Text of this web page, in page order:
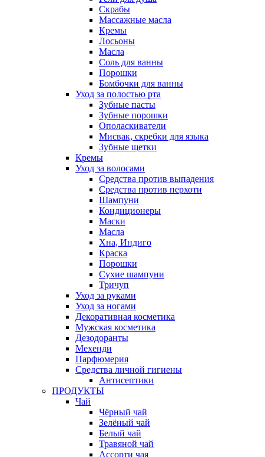
Скрабы
Массажные масла
Кремы
Лосьоны
Масла
Соль для ванны
Порошки
Бомбочки для ванны
Уход за полостью рта
Зубные пасты
Зубные порошки
Ополаскиватели
Мисвак, скребки для языка
Зубные щетки
Кремы
Уход за волосами
Средства против выпадения
Средства против перхоти
Шампуни
Кондиционеры
Маски
Масла
Хна, Индиго
Краска
Порошки
Сухие шампуни
Тричуп
Уход за руками
Уход за ногами
Декоративная косметика
Мужская косметика
Дезодоранты
Мехенди
Парфюмерия
Средства личной гигиены
Антисептики
ПРОДУКТЫ
Чай
Чёрный чай
Зелёный чай
Белый чай
Травяной чай
Ассорти чая